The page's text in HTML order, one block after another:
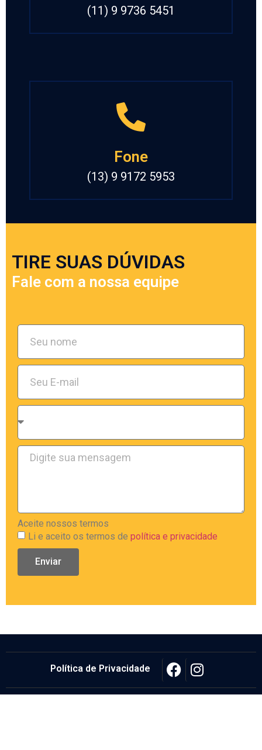
(11) 9 9736 5451
Fone
(13) 9 9172 5953
TIRE SUAS DÚVIDAS
Fale com a nossa equipe
Aceite nossos termos
Li e aceito os termos de política e privacidade
Enviar
Política de Privacidade